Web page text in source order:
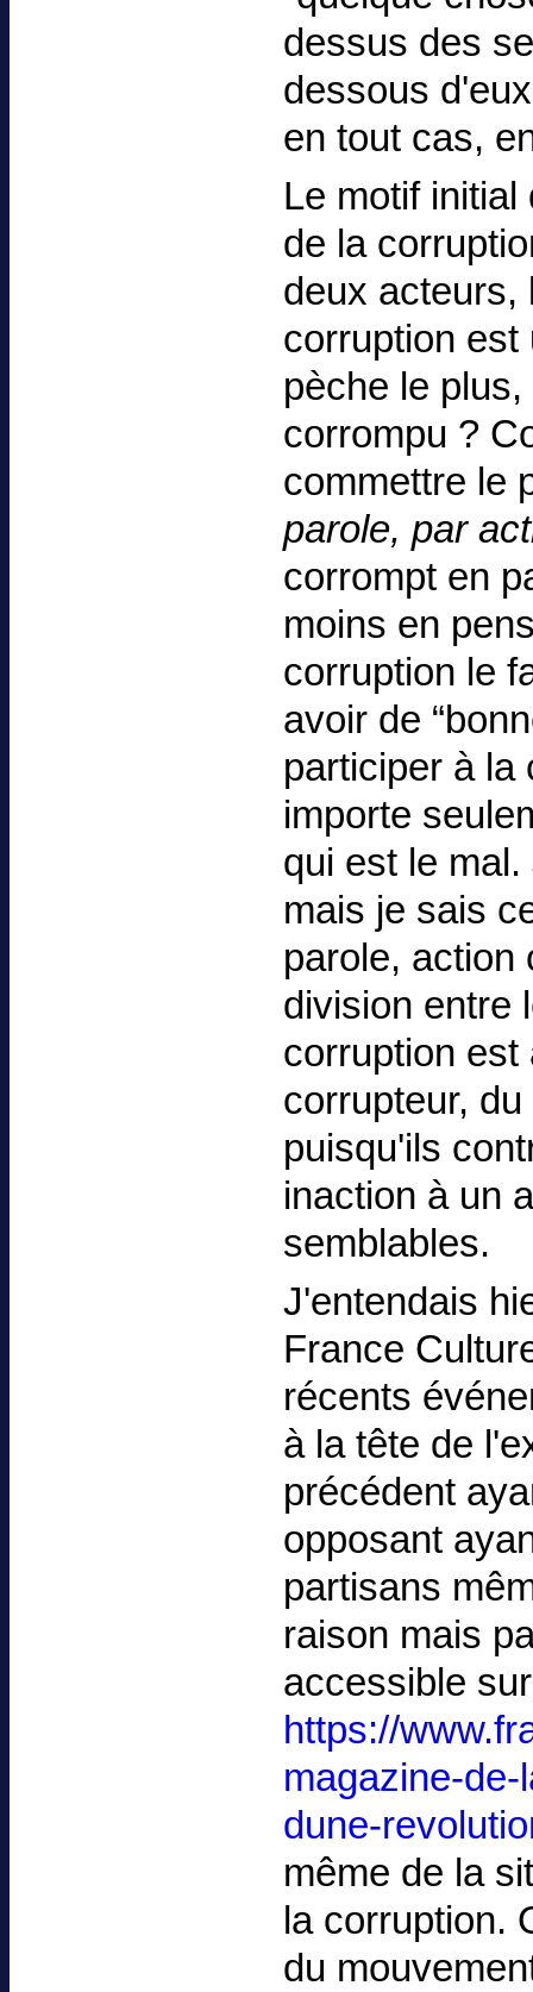
dessus des
dessous
en tout cas,
Le motif
de la
deux acteurs,
corruption est
pèche le
corrompu ?
commettre le
parole, par
corrompt en
moins en
corruption le
avoir de
participer à la
importe
qui est le
mais je sais
parole, action
division entre
corruption est
corrupteur,
puisqu'ils
inaction à un
semblables.
J'entendais
France
récents
à la tête de
précédent
opposant
partisans
raison mais
accessible
https://
magazine-
dune-
même de la
la corruption.
du